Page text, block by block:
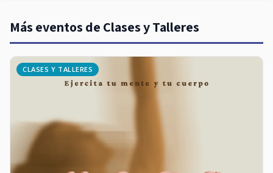
Más eventos de Clases y Talleres
CLASES Y TALLERES